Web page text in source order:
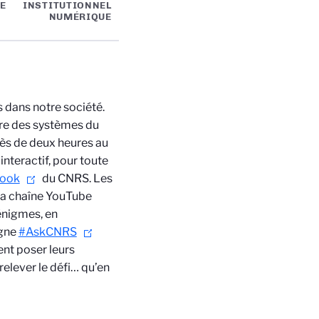
INSTITUTIONNEL
NUMÉRIQUE
dans notre société.
des systèmes du
de deux heures au
pour toute
du CNRS. Les
chaîne YouTube
en
#AskCNRS
poser leurs
le défi… qu’en